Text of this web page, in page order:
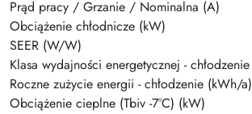
Prąd pracy / Grzanie / Nominalna (A)
Obciążenie chłodnicze (kW)
SEER (W/W)
Klasa wydajności energetycznej - chłodzenie
Roczne zużycie energii - chłodzenie (kWh/a)
Obciążenie cieplne (Tbiv -7°C) (kW)